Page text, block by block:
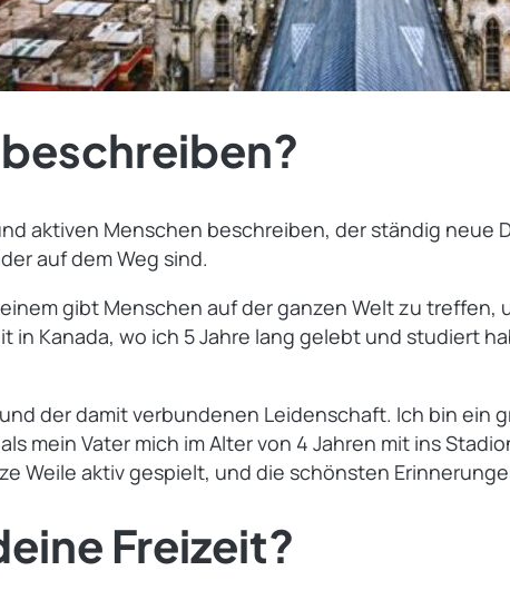
aktiven Menschen beschreiben, der ständig neue
auf dem Weg sind.
gibt Menschen auf der ganzen Welt zu
in Kanada, wo ich 5 Jahre lang gelebt und studiert
der damit verbundenen Leidenschaft. Ich bin ein
mein Vater mich im Alter von 4 Jahren mit ins
Weile aktiv gespielt, und die schönsten
Freizeit?